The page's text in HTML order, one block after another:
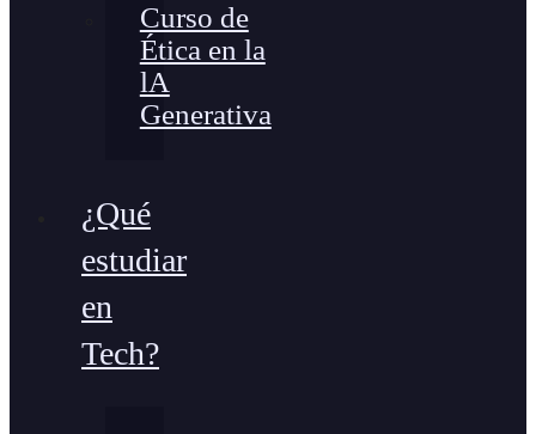
Curso de
Ética en la
lA
Generativa
¿Qué
estudiar
en
Tech?